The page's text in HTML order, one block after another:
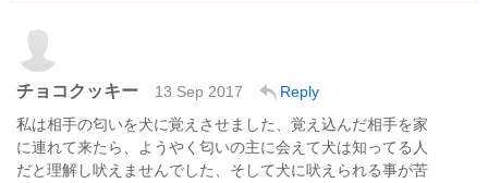
チョコクッキー 13 Sep 2017
Reply
私は相手の匂いを犬に覚えさせました、覚え込んだ相手を家
に連れて来たら、ようやく匂いの主に会えて犬は知ってる人
だと理解し吠えませんでした、そして犬に吠えられる事が苦